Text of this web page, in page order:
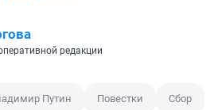
редакции
Путин Повестки Сбор